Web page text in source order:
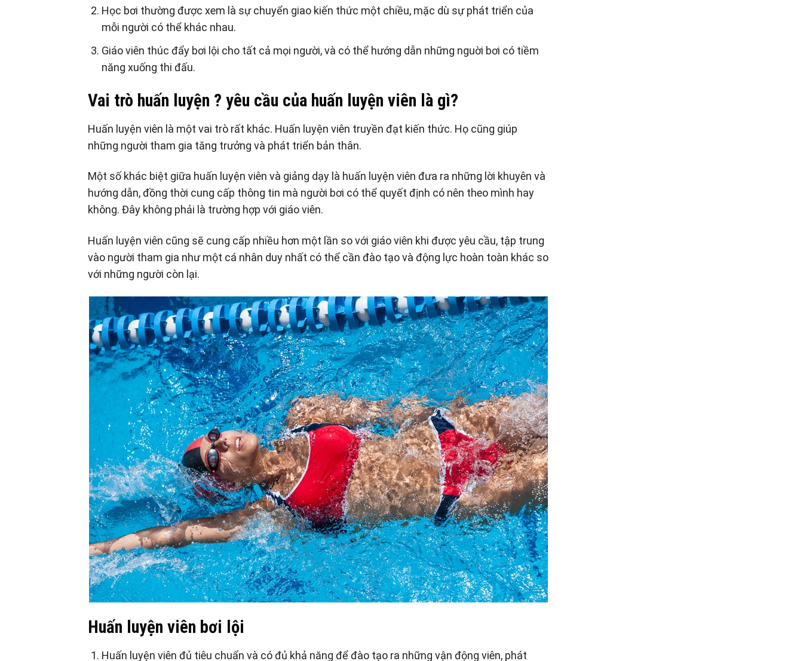
Học bơi thường được xem là sự chuyển giao kiến thức một chiều, mặc dù sự phát triển của
mỗi người có thể khác nhau.
Giáo viên thúc đẩy bơi lội cho tất cả mọi người, và có thể hướng dẫn những nguời bơi có tiềm
năng xuống thi đấu.
Vai trò huấn luyện ? yêu cầu của huấn luyện viên là gì?
Huấn luyện viên là một vai trò rất khác. Huấn luyện viên truyền đạt kiến thức. Họ cũng giúp
những người tham gia tăng trưởng và phát triển bản thân.
Một số khác biệt giữa huấn luyện viên và giảng dạy là huấn luyện viên đưa ra những lời khuyên và
hướng dẫn, đồng thời cung cấp thông tin mà người bơi có thể quyết định có nên theo mình hay
không. Đây không phải là trường hợp với giáo viên.
Huấn luyện viên cũng sẽ cung cấp nhiều hơn một lần so với giáo viên khi được yêu cầu, tập trung
vào người tham gia như một cá nhân duy nhất có thể cần đào tạo và động lực hoàn toàn khác so
với những người còn lại.
Huấn luyện viên bơi lội
Huấn luyện viên đủ tiêu chuẩn và có đủ khả năng để đào tạo ra những vận động viên, phát